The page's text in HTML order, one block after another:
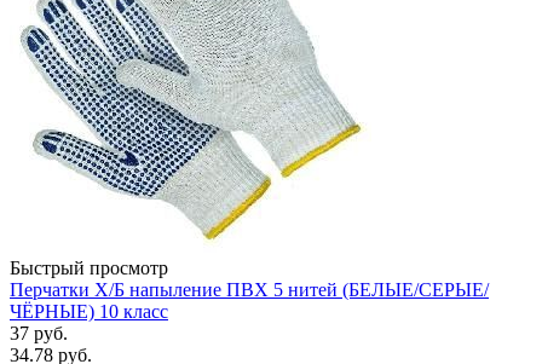
Быстрый просмотр
Перчатки Х/Б напыление ПВХ 5 нитей (БЕЛЫЕ/СЕРЫЕ/
ЧЁРНЫЕ) 10 класс
37 руб.
34.78 руб.